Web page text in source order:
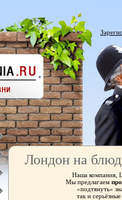
Лондон на
Наша компания,
Мы предлагаем
«подтянуть»
так и